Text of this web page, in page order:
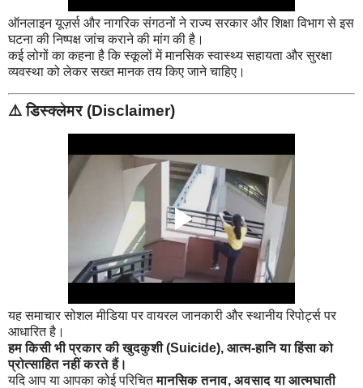
ऑनलाइन यूज़र्स और नागरिक संगठनों ने राज्य सरकार और शिक्षा विभाग से इस
घटना की निष्पक्ष जांच कराने की मांग की है।
कई लोगों का कहना है कि स्कूलों में मानसिक स्वास्थ्य सहायता और सुरक्षा
व्यवस्था को लेकर सख्त मानक तय किए जाने चाहिए।
⚠️डिस्क्लेमर (Disclaimer)
यह समाचार सोशल मीडिया पर वायरल जानकारी और स्थानीय रिपोर्ट्स पर
आधारित है।
हम किसी भी प्रकार की खुदकुशी (Suicide), आत्म-हानि या हिंसा को
प्रोत्साहित नहीं करते हैं।
यदि आप या आपका कोई परिचितमानसिक तनाव, अवसाद या आत्मघाती